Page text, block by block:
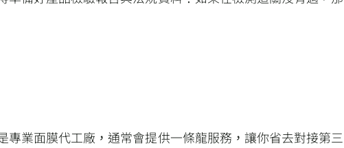
業面膜代工廠，通常會提供一條龍服務，讓你省去對接第三